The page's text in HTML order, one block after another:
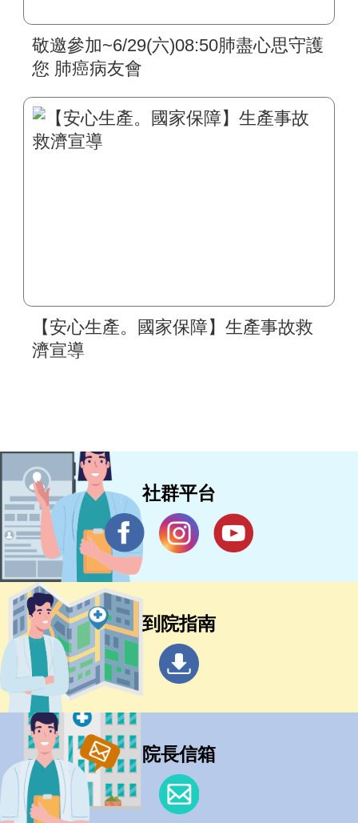
敬邀參加~6/29(六)08:50肺盡心思守護
您 肺癌病友會
【安心生產。國家保障】生產事故救
濟宣導
社群平台
到院指南
院長信箱